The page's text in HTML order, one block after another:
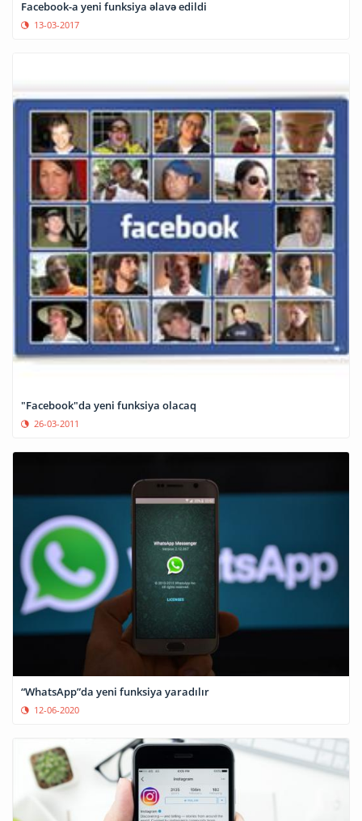
Facebook-a yeni funksiya əlavə edildi
13-03-2017
"Facebook"da yeni funksiya olacaq
26-03-2011
“WhatsApp”da yeni funksiya yaradılır
12-06-2020